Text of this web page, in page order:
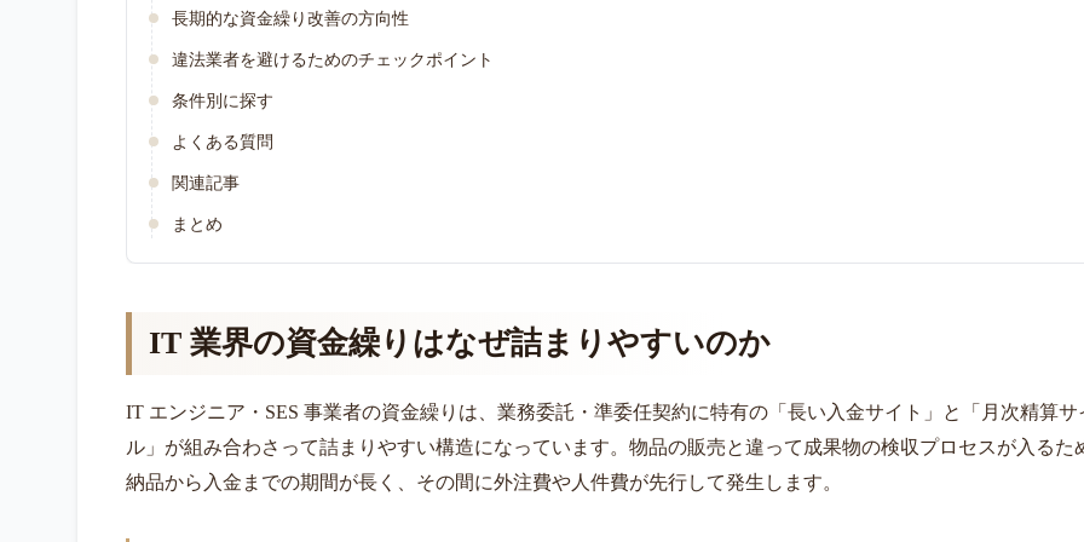
長期的な資金繰り改善の方向性
違法業者を避けるためのチェックポイント
条件別に探す
よくある質問
関連記事
まとめ
IT 業界の資金繰りはなぜ詰まりやすいのか
IT エンジニア・SES 事業者の資金繰りは、業務委託・準委任契約に特有の「長い入金サイト」と「月次精算サ
ル」が組み合わさって詰まりやすい構造になっています。物品の販売と違って成果物の検収プロセスが入るた
納品から入金までの期間が長く、その間に外注費や人件費が先行して発生します。